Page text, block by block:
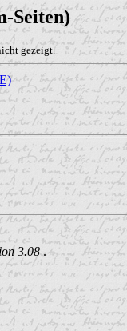
Seiten)
gezeigt.
3.08.